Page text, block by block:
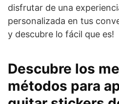
disfrutar de una
personalizada en tus
y descubre lo fácil que es!
Descubre los
métodos para